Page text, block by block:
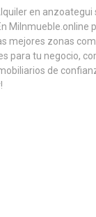
en anzoategui
MiInmueble.online
mejores zonas
para tu negocio,
de